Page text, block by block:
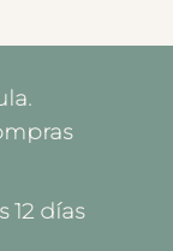
12 días